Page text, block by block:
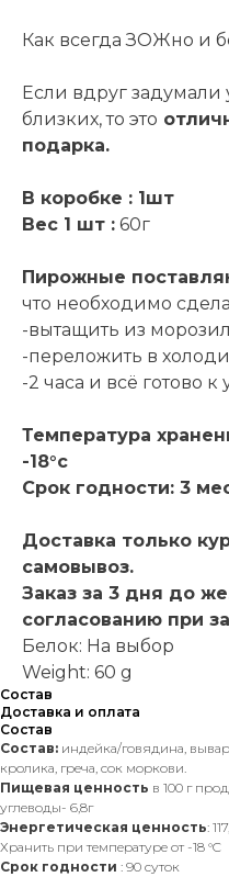
Как всегда ЗОЖно и
Если вдруг
близких, то это
подарка.
В коробке : 1шт
Вес 1 шт : 60г
Пирожные
что необходимо
-вытащить из
-переложить в
-2 часа и всё готово
Температура
-18°с
Срок годности: 3
Доставка только
самовывоз.
Заказ за 3 дня до
согласованию при
Белок: На выбор
Weight: 60 g
Состав
Доставка и оплата
Состав
Состав: индейка/говядина,
кролика, греча, сок моркови.
Пищевая ценность в 100 г
углеводы- 6,8г
Энергетическая ценность:
Хранить при температуре от -18 °C
Срок годности : 90 суток